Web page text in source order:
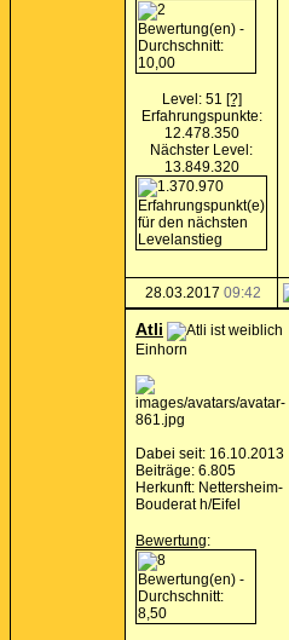
Level: 51 [?]
Erfahrungspunkte:
12.478.350
Nächster Level:
13.849.320
28.03.2017 09:42
Atli
Einhorn
Dabei seit: 16.10.2013
Beiträge: 6.805
Herkunft: Nettersheim-
Bouderat h/Eifel
Bewertung: